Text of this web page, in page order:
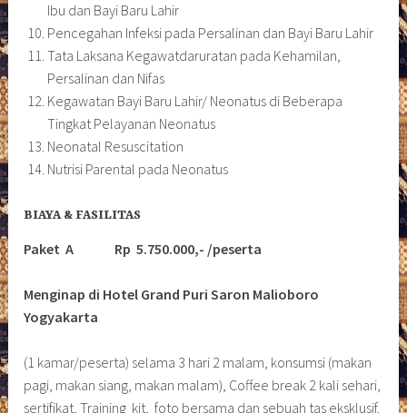
Ibu dan Bayi Baru Lahir
Pencegahan Infeksi pada Persalinan dan Bayi Baru Lahir
Tata Laksana Kegawatdaruratan pada Kehamilan,
Persalinan dan Nifas
Kegawatan Bayi Baru Lahir/ Neonatus di Beberapa
Tingkat Pelayanan Neonatus
Neonatal Resuscitation
Nutrisi Parental pada Neonatus
BIAYA & FASILITAS
Paket A Rp 5.750.000,- /peserta
Menginap di Hotel Grand Puri Saron Malioboro
Yogyakarta
(1 kamar/peserta) selama 3 hari 2 malam, konsumsi (makan
pagi, makan siang, makan malam), Coffee break 2 kali sehari,
sertifikat, Training kit, foto bersama dan sebuah tas eksklusif.